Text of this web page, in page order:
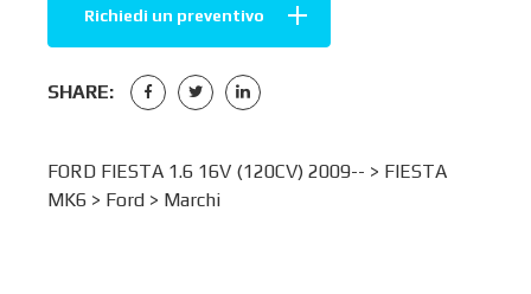
Richiedi un preventivo
SHARE:
FORD FIESTA 1.6 16V (120CV) 2009-- > FIESTA
MK6 > Ford > Marchi